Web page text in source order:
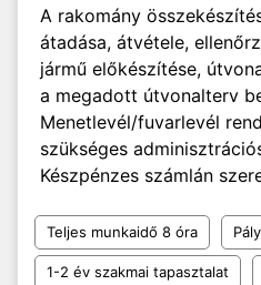
A rakomány
átadása, átvétele,
jármű előkészítése,
a megadott útvonalterv
Menetlevél/fuvarlevél
szükséges
Készpénzes számlán
Teljes munkaidő 8 óra
1-2 év szakmai tapasztalat